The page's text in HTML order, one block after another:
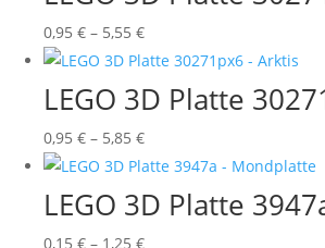
5,55 €
0,95 € – 5,55 €Preisspanne:
0,95 €
bis
5,55 €
LEGO 3D Platte
0,95 € – 5,85 €Preisspanne:
0,95 €
bis
5,85 €
LEGO 3D Platte
0,15 € – 1,25 €Preisspanne: